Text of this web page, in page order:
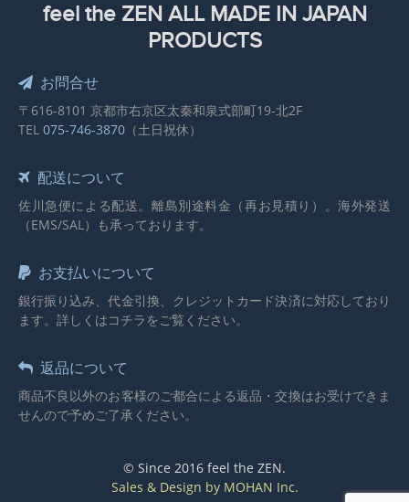
feel the ZEN ALL MADE IN JAPAN
PRODUCTS
お問合せ
〒616-8101 京都市右京区太秦和泉式部町19-北2F
TEL 075-746-3870 （土日祝休）
配送について
佐川急便による配送。離島別途料金（再お見積り）。海外発送
（EMS/SAL）も承っております。
お支払いについて
銀行振り込み、代金引換、クレジットカード決済に対応しており
ます。詳しくはコチラをご覧ください。
返品について
商品不良以外のお客様のご都合による返品・交換はお受けできま
せんので予めご了承ください。
© Since 2016 feel the ZEN.
Sales & Design by MOHAN Inc.